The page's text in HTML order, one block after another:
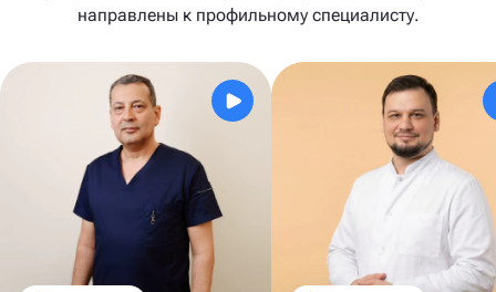
направлены к профильному специалисту.